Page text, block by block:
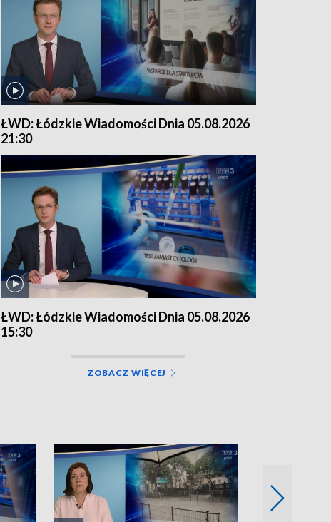
ŁWD: Łódzkie Wiadomości Dnia 05.08.2026
21:30
ŁWD: Łódzkie Wiadomości Dnia 05.08.2026
15:30
ZOBACZ WIĘCEJ